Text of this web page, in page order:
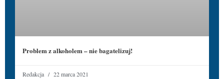
Problem z alkoholem – nie bagatelizuj!
Redakcja 22 marca 2021